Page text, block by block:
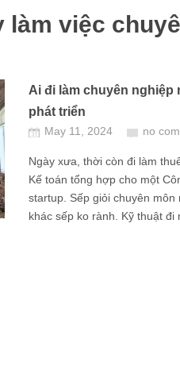
làm việc
Ai đi làm chuyên nghiệp
phát triển
May 11, 2024 no
Ngày xưa, thời còn đi làm
Kế toán tổng hợp cho một
startup. Sếp giỏi chuyên
khác sếp ko rành. Kỹ thuật đi